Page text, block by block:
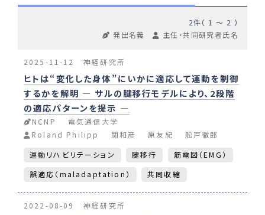
2件（ 1 〜 2 ）
発出名義
主任・共同研究者氏名
2025-11-12 神経研究所
ヒトは“変化した身体”にいかに適応して運動を制御
するかを解明 — サルの腱移行モデルにより、2段階
の適応パターンを提示 —
NCNP
電気通信大学
Roland Philipp
関和彦 原友紀
舩戸徹郎
運動リハビリテーション
腱移行
筋電図（EMG）
誤適応（maladaptation）
共同収縮
2022-08-09 神経研究所